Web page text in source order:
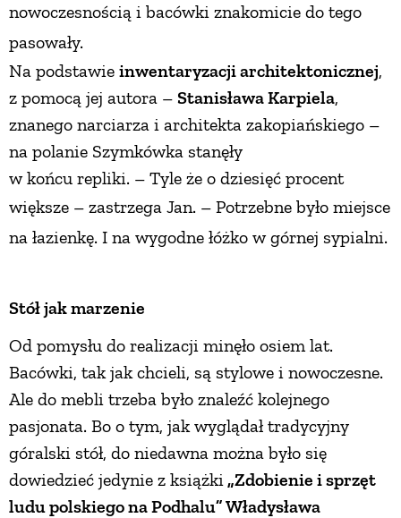
nowoczesnością i bacówki znakomicie do tego
pasowały.
Na podstawie inwentaryzacji architektonicznej,
z pomocą jej autora – Stanisława Karpiela,
znanego narciarza i architekta zakopiańskiego –
na polanie Szymkówka stanęły
w końcu repliki. – Tyle że o dziesięć procent
większe – zastrzega Jan. – Potrzebne było miejsce
na łazienkę. I na wygodne łóżko w górnej sypialni.
Stół jak marzenie
Od pomysłu do realizacji minęło osiem lat.
Bacówki, tak jak chcieli, są stylowe i nowoczesne.
Ale do mebli trzeba było znaleźć kolejnego
pasjonata. Bo o tym, jak wyglądał tradycyjny
góralski stół, do niedawna można było się
dowiedzieć jedynie z książki„Zdobienie i sprzęt
ludu polskiego na Podhalu” Władysława